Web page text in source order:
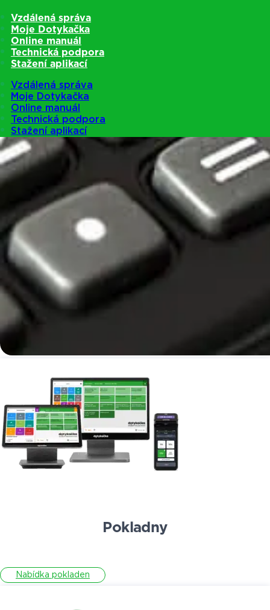
Vzdálená správa
Moje Dotykačka
Online manuál
Technická podpora
Stažení aplikací
Vzdálená správa
Moje Dotykačka
Online manuál
Technická podpora
Stažení aplikací
Pokladny
Nabídka pokladen